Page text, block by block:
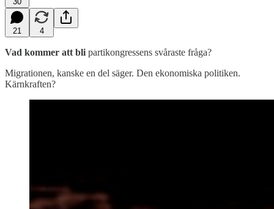
21 4
Vad kommer att bli partikongressens svåraste fråga?
Migrationen, kanske en del säger. Den ekonomiska politiken.
Kärnkraften?